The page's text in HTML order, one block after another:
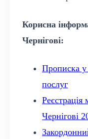
Корисна
Чернігові:
Прописка у
послуг
Чернігові